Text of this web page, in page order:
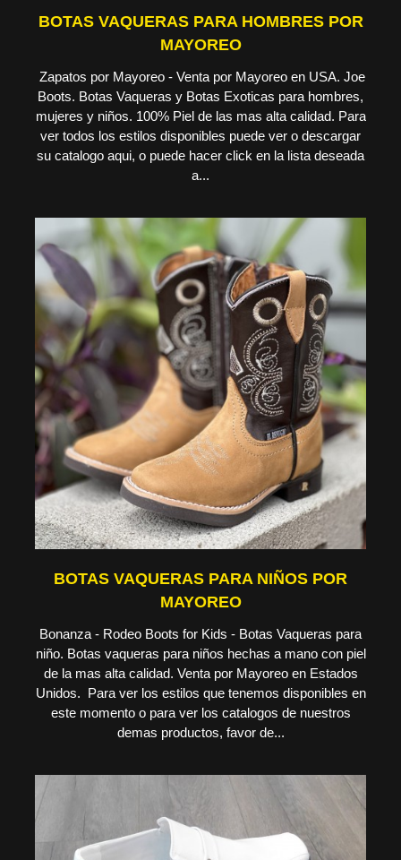
BOTAS VAQUERAS PARA HOMBRES POR
MAYOREO
Zapatos por Mayoreo - Venta por Mayoreo en USA. Joe
Boots. Botas Vaqueras y Botas Exoticas para hombres,
mujeres y niños. 100% Piel de las mas alta calidad. Para
ver todos los estilos disponibles puede ver o descargar
su catalogo aqui, o puede hacer click en la lista deseada
a...
BOTAS VAQUERAS PARA NIÑOS POR
MAYOREO
Bonanza - Rodeo Boots for Kids - Botas Vaqueras para
niño. Botas vaqueras para niños hechas a mano con piel
de la mas alta calidad. Venta por Mayoreo en Estados
Unidos. Para ver los estilos que tenemos disponibles en
este momento o para ver los catalogos de nuestros
demas productos, favor de...